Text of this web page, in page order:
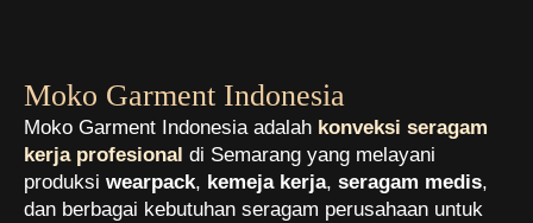
Moko Garment Indonesia
Moko Garment Indonesia adalah konveksi seragam
kerja profesional di Semarang yang melayani
produksi wearpack, kemeja kerja, seragam medis,
dan berbagai kebutuhan seragam perusahaan untuk